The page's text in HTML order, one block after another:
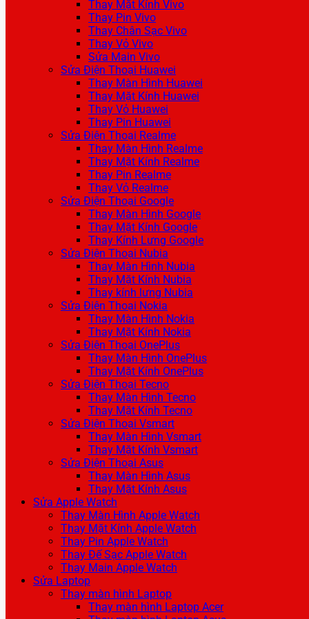
Thay Mặt Kính Vivo
Thay Pin Vivo
Thay Chân Sạc Vivo
Thay Vỏ Vivo
Sửa Main Vivo
Sửa Điện Thoại Huawei
Thay Màn Hình Huawei
Thay Mặt Kính Huawei
Thay Vỏ Huawei
Thay Pin Huawei
Sửa Điện Thoại Realme
Thay Màn Hình Realme
Thay Mặt Kính Realme
Thay Pin Realme
Thay Vỏ Realme
Sửa Điện Thoại Google
Thay Màn Hình Google
Thay Mặt Kính Google
Thay Kính Lưng Google
Sửa Điện Thoại Nubia
Thay Màn Hình Nubia
Thay Mặt Kính Nubia
Thay kính lưng Nubia
Sửa Điện Thoại Nokia
Thay Màn Hình Nokia
Thay Mặt Kính Nokia
Sửa Điện Thoại OnePlus
Thay Màn Hình OnePlus
Thay Mặt Kính OnePlus
Sửa Điện Thoại Tecno
Thay Màn Hình Tecno
Thay Mặt Kính Tecno
Sửa Điện Thoại Vsmart
Thay Màn Hình Vsmart
Thay Mặt Kính Vsmart
Sửa Điện Thoại Asus
Thay Màn Hình Asus
Thay Mặt Kính Asus
Sửa Apple Watch
Thay Màn Hình Apple Watch
Thay Mặt Kính Apple Watch
Thay Pin Apple Watch
Thay Đế Sạc Apple Watch
Thay Main Apple Watch
Sửa Laptop
Thay màn hình Laptop
Thay màn hình Laptop Acer